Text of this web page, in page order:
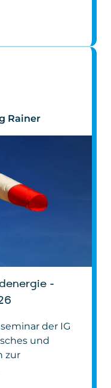
Rainer
–
der IG
und
zur